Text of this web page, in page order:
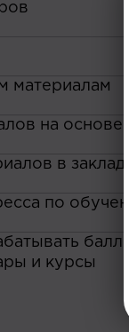
материалам
на
в
по
и курсы